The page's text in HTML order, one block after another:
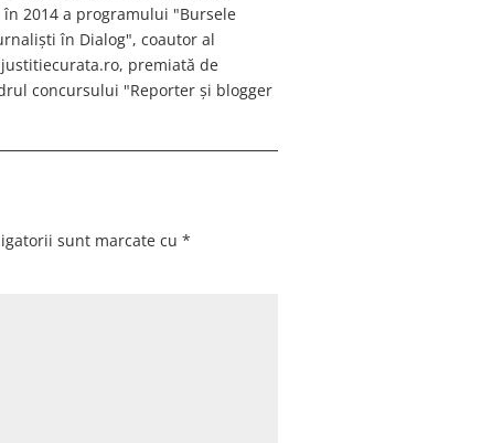
2014 a programului "Bursele
în Dialog", coautor al
premiată de
concursului "Reporter și blogger
sunt marcate cu *